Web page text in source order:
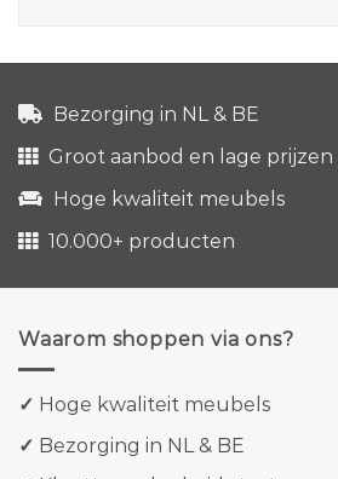
Bezorging in NL & BE
Groot aanbod en lage prijzen
Hoge kwaliteit meubels
10.000+ producten
Waarom shoppen via ons?
✓ Hoge kwaliteit meubels
✓ Bezorging in NL & BE